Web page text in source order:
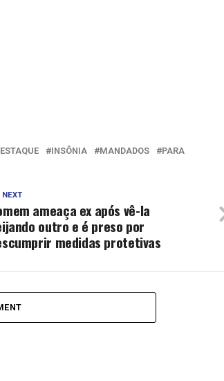
INSÔNIA MANDADOS
PARA
NEXT
ameaça ex após vê-la
outro e é preso por
medidas protetivas